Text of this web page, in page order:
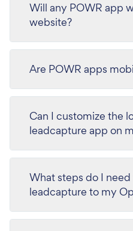
Will any POWR app
website?
Are POWR apps
Can I customize the
leadcapture app on
What steps do I
leadcapture to my